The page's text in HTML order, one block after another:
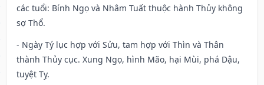
các tuổi: Bính Ngọ và Nhâm Tuất thuộc hành Thủy không
sợ Thổ.
- Ngày Tý lục hợp với Sửu, tam hợp với Thìn và Thân
thành Thủy cục. Xung Ngọ, hình Mão, hại Mùi, phá Dậu,
tuyệt Tỵ.